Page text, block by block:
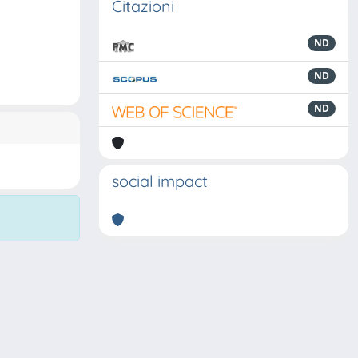
Citazioni
ND
ND
ND
social impact